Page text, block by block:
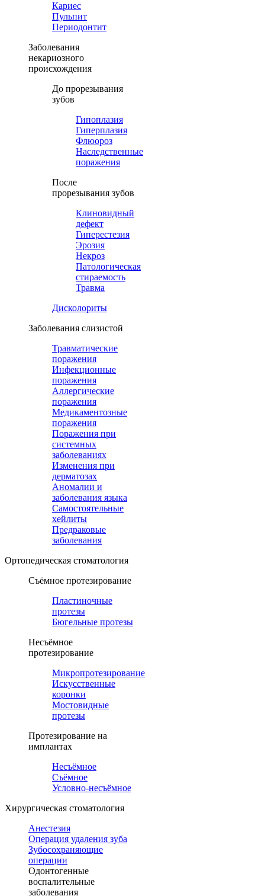
Кариес
Пульпит
Периодонтит
Заболевания
некариозного
происхождения
До прорезывания
зубов
Гипоплазия
Гиперплазия
Флюороз
Наследственные
поражения
После
прорезывания зубов
Клиновидный
дефект
Гиперестезия
Эрозия
Некроз
Патологическая
стираемость
Травма
Дисколориты
Заболевания слизистой
Травматические
поражения
Инфекционные
поражения
Аллергические
поражения
Медикаментозные
поражения
Поражения при
системных
заболеваниях
Изменения при
дерматозах
Аномалии и
заболевания языка
Самостоятельные
хейлиты
Предраковые
заболевания
Ортопедическая cтоматология
Съёмное протезирование
Пластиночные
протезы
Бюгельные протезы
Несъёмное
протезирование
Микропротезирование
Искусственные
коронки
Мостовидные
протезы
Протезирование на
имплантах
Несъёмное
Съёмное
Условно-несъёмное
Хирургическая стоматология
Анестезия
Операция удаления зуба
Зубосохраняющие
операции
Одонтогенные
воспалительные
заболевания